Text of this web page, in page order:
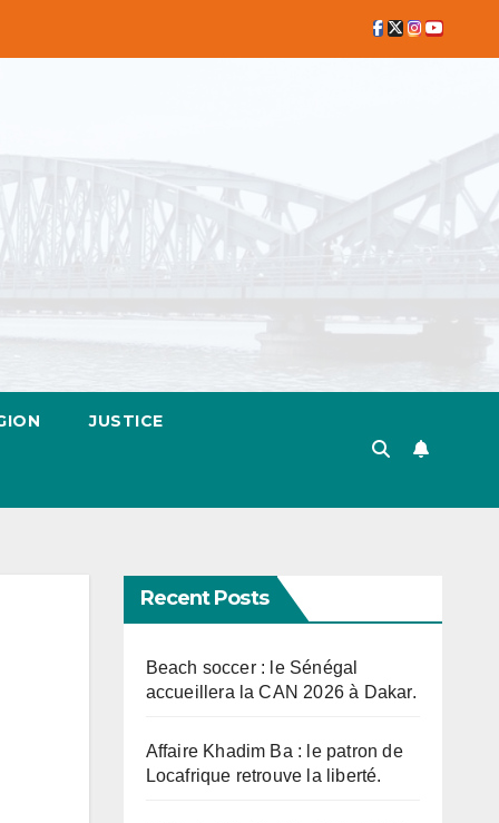
JUSTICE
Recent Posts
Beach soccer : le Sénégal
accueillera la CAN 2026 à Dakar.
Affaire Khadim Ba : le patron de
Locafrique retrouve la liberté.